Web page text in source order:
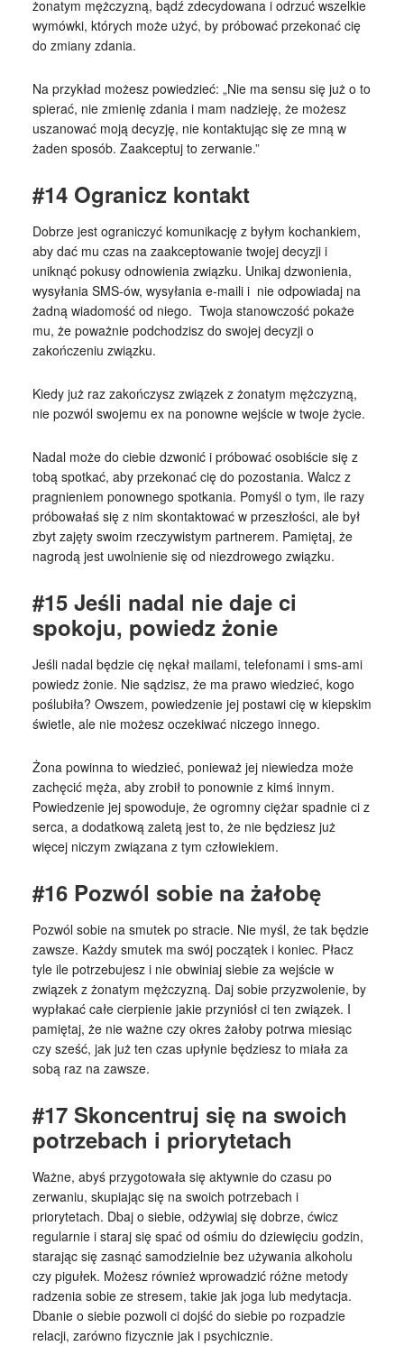
żonatym mężczyzną, bądź zdecydowana i odrzuć wszelkie
wymówki, których może użyć, by próbować przekonać cię
do zmiany zdania.
Na przykład możesz powiedzieć: „Nie ma sensu się już o to
spierać, nie zmienię zdania i mam nadzieję, że możesz
uszanować moją decyzję, nie kontaktując się ze mną w
żaden sposób. Zaakceptuj to zerwanie.”
#14 Ogranicz kontakt
Dobrze jest ograniczyć komunikację z byłym kochankiem,
aby dać mu czas na zaakceptowanie twojej decyzji i
uniknąć pokusy odnowienia związku. Unikaj dzwonienia,
wysyłania SMS-ów, wysyłania e-maili i nie odpowiadaj na
żadną wiadomość od niego. Twoja stanowczość pokaże
mu, że poważnie podchodzisz do swojej decyzji o
zakończeniu związku.
Kiedy już raz zakończysz związek z żonatym mężczyzną,
nie pozwól swojemu ex na ponowne wejście w twoje życie.
Nadal może do ciebie dzwonić i próbować osobiście się z
tobą spotkać, aby przekonać cię do pozostania. Walcz z
pragnieniem ponownego spotkania. Pomyśl o tym, ile razy
próbowałaś się z nim skontaktować w przeszłości, ale był
zbyt zajęty swoim rzeczywistym partnerem. Pamiętaj, że
nagrodą jest uwolnienie się od niezdrowego związku.
#15 Jeśli nadal nie daje ci
spokoju, powiedz żonie
Jeśli nadal będzie cię nękał mailami, telefonami i sms-ami
powiedz żonie. Nie sądzisz, że ma prawo wiedzieć, kogo
poślubiła? Owszem, powiedzenie jej postawi cię w kiepskim
świetle, ale nie możesz oczekiwać niczego innego.
Żona powinna to wiedzieć, ponieważ jej niewiedza może
zachęcić męża, aby zrobił to ponownie z kimś innym.
Powiedzenie jej spowoduje, że ogromny ciężar spadnie ci z
serca, a dodatkową zaletą jest to, że nie będziesz już
więcej niczym związana z tym człowiekiem.
#16 Pozwól sobie na żałobę
Pozwól sobie na smutek po stracie. Nie myśl, że tak będzie
zawsze. Każdy smutek ma swój początek i koniec. Płacz
tyle ile potrzebujesz i nie obwiniaj siebie za wejście w
związek z żonatym mężczyzną. Daj sobie przyzwolenie, by
wypłakać całe cierpienie jakie przyniósł ci ten związek. I
pamiętaj, że nie ważne czy okres żałoby potrwa miesiąc
czy sześć, jak już ten czas upłynie będziesz to miała za
sobą raz na zawsze.
#17 Skoncentruj się na swoich
potrzebach i priorytetach
Ważne, abyś przygotowała się aktywnie do czasu po
zerwaniu, skupiając się na swoich potrzebach i
priorytetach. Dbaj o siebie, odżywiaj się dobrze, ćwicz
regularnie i staraj się spać od ośmiu do dziewięciu godzin,
starając się zasnąć samodzielnie bez używania alkoholu
czy pigułek. Możesz również wprowadzić różne metody
radzenia sobie ze stresem, takie jak joga lub medytacja.
Dbanie o siebie pozwoli ci dojść do siebie po rozpadzie
relacji, zarówno fizycznie jak i psychicznie.